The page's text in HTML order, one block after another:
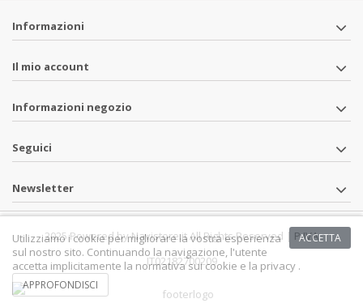
Informazioni
Il mio account
Informazioni negozio
Seguici
Newsletter
2025 Powered by Navistore.it All Rights Reserved | P.IVA
IT02182700209
ACCETTA
Utilizziamo i cookie per migliorare la vostra esperienza
sul nostro sito. Continuando la navigazione, l'utente
accetta implicitamente la normativa sui cookie e la privacy .
APPROFONDISCI